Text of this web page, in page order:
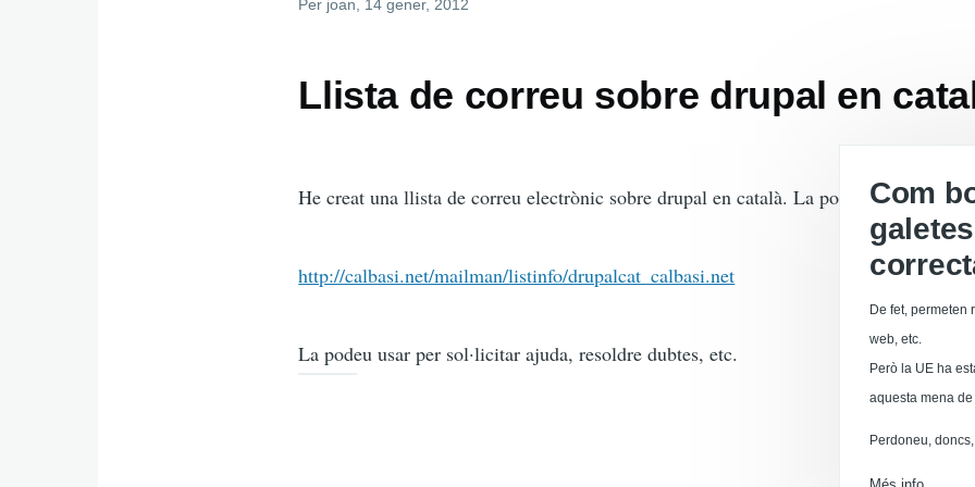
Per joan , 14 gener, 2012
Llista de correu sobre drupal en
He creat una llista de correu electrònic sobre drupal en català. La podeu trobar aquí:
http://calbasi.net/mailman/listinfo/drupalcat_calbasi.net
La podeu usar per sol·licitar ajuda, resoldre dubtes, etc.
Com
De fet, permeten
web, etc.
Però la UE ha
aquesta mena
Perdoneu,